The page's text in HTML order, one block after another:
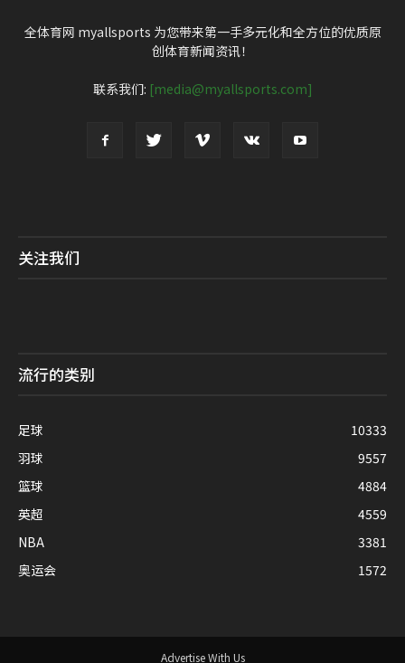
全体育网 myallsports 为您带来第一手多元化和全方位的优质原
创体育新闻资讯！
联系我们: [media@myallsports.com]
关注我们
流行的类别
足球
10333
羽球
9557
篮球
4884
英超
4559
NBA
3381
奥运会
1572
Advertise With Us